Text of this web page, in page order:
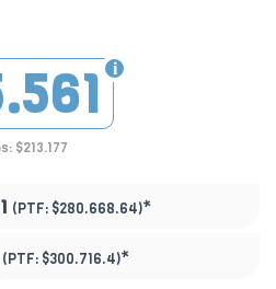
$213.177
(PTF: $280.668.64)*
(PTF: $300.716.4)*